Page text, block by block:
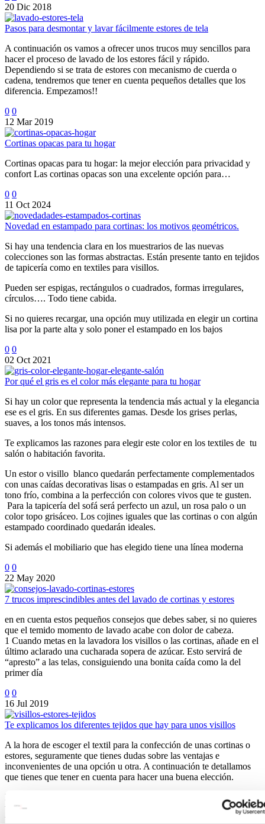
20 Dic 2018
Pasos para desmontar y lavar fácilmente estores de tela
A continuación os vamos a ofrecer unos trucos muy sencillos para
hacer el proceso de lavado de los estores fácil y rápido.
Dependiendo si se trata de estores con mecanismo de cuerda o
cadena, tendremos que tener en cuenta pequeños detalles que los
diferencia. Empezamos!!
0 0
12 Mar 2019
Cortinas opacas para tu hogar
Cortinas opacas para tu hogar: la mejor elección para privacidad y
confort Las cortinas opacas son una excelente opción para…
0 0
11 Oct 2024
Novedad en estampado para cortinas: los motivos geométricos.
Si hay una tendencia clara en los muestrarios de las nuevas
colecciones son las formas abstractas. Están presente tanto en tejidos
de tapicería como en textiles para visillos.
Pueden ser espigas, rectángulos o cuadrados, formas irregulares,
círculos…. Todo tiene cabida.
Si no quieres recargar, una opción muy utilizada en elegir un cortina
lisa por la parte alta y solo poner el estampado en los bajos
0 0
02 Oct 2021
Por qué el gris es el color más elegante para tu hogar
Si hay un color que representa la tendencia más actual y la elegancia
ese es el gris. En sus diferentes gamas. Desde los grises perlas,
suaves, a los tonos más intensos.
Te explicamos las razones para elegir este color en los textiles de tu
salón o habitación favorita.
Un estor o visillo blanco quedarán perfectamente complementados
con unas caídas decorativas lisas o estampadas en gris. Al ser un
tono frío, combina a la perfección con colores vivos que te gusten.
Para la tapicería del sofá será perfecto un azul, un rosa palo o un
color topo grisáceo. Los cojines iguales que las cortinas o con algún
estampado coordinado quedarán ideales.
Si además el mobiliario que has elegido tiene una línea moderna
0 0
22 May 2020
7 trucos imprescindibles antes del lavado de cortinas y estores
en en cuenta estos pequeños consejos que debes saber, si no quieres
que el temido momento de lavado acabe con dolor de cabeza.
1 Cuando metas en la lavadora los visillos o las cortinas, añade en el
último aclarado una cucharada sopera de azúcar. Esto servirá de
“apresto” a las telas, consiguiendo una bonita caída como la del
primer día
0 0
16 Jul 2019
Te explicamos los diferentes tejidos que hay para unos visillos
A la hora de escoger el textil para la confección de unas cortinas o
estores, seguramente que tienes dudas sobre las ventajas e
inconvenientes de una opción u otra. A continuación te detallamos
que tienes que tener en cuenta para hacer una buena elección.
Lo primero que te contamos es que hay dos grupos principales de
tejido. Los que se conocen como organzas muy trasparentes y los
tejidos más tradicionales 100 % poliéster o con mezcla de lino.